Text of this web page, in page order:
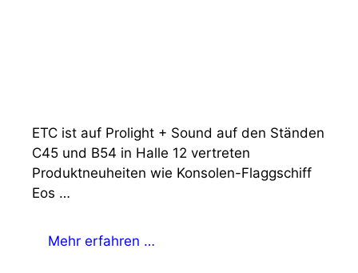
ETC ist auf Prolight + Sound auf den Ständen
C45 und B54 in Halle 12 vertreten
Produktneuheiten wie Konsolen-Flaggschiff
Eos …
Mehr erfahren …